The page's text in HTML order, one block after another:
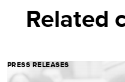
Related
PRESS RELEASES